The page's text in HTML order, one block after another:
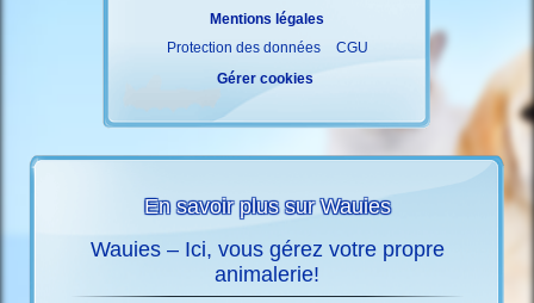
Mentions légales
Protection des données
CGU
Gérer cookies
En savoir plus sur Wauies
Wauies – Ici, vous gérez votre propre
animalerie!